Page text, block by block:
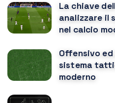
La chiave
analizzare il
nel calcio
Offensivo
sistema
moderno